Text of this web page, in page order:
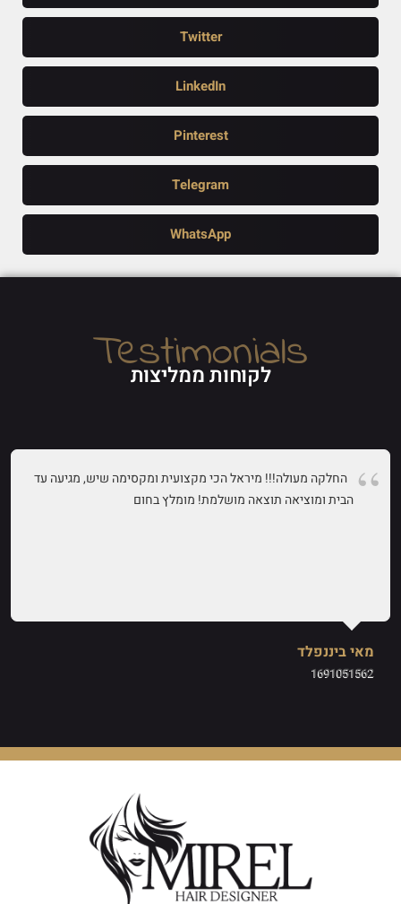
Twitter
LinkedIn
Pinterest
Telegram
WhatsApp
Testimonials
לקוחות ממליצות
החלקה מעולה!!! מיראל הכי מקצועית ומקסימה שיש, מגיעה עד
הבית ומוציאה תוצאה מושלמת! מומלץ בחום
מאי ביננפלד
1691051562